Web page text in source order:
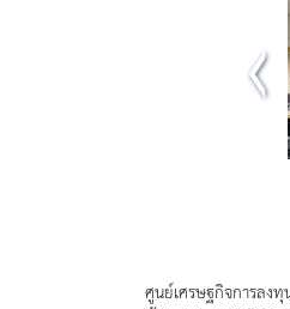
ศูนย์เศรษฐกิจการลง